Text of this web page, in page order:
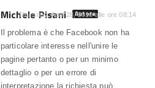
Michele Pisani Autore
Thursday, April 28, 2016 alle ore 08:14
Il problema è che Facebook non ha
particolare interesse nell'unire le
pagine pertanto o per un minimo
dettaglio o per un errore di
interpretazione la richiesta può